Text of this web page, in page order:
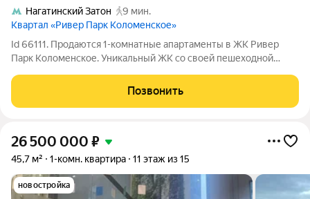
Нагатинский Затон
9 мин.
Квартал «Ривер Парк Коломенское»
Id 66111. Продаются 1-комнатные апартаменты в ЖК Ривер
Парк Коломенское. Уникальный ЖК со своей пешеходной
открытый вид на воду. Сделан качественный дизайнерский
ремонт. Практически вся
Позвонить
26 500 000 ₽
45,7 м² 1-комн. квартира 11 этаж из 15
новостройка